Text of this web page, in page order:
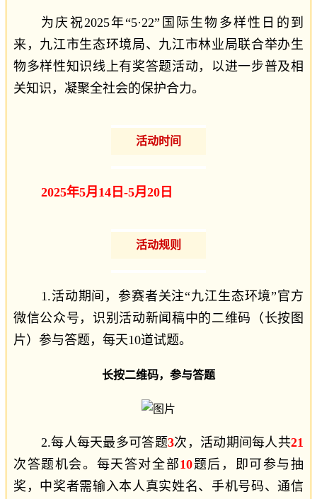
为庆祝2025年“5·22”国际生物多样性日的到
来，九江市生态环境局、九江市林业局联合举办生
物多样性知识线上有奖答题活动，以进一步普及相
关知识，凝聚全社会的保护合力。
活动时间
2025年5月14日-5月20日
活动规则
1.活动期间，参赛者关注“九江生态环境”官方
微信公众号，识别活动新闻稿中的二维码（长按图
片）参与答题，每天10道试题。
长按二维码，参与答题
2.每人每天最多可答题3次，活动期间每人共21
次答题机会。每天答对全部10题后，即可参与抽
奖，中奖者需输入本人真实姓名、手机号码、通信